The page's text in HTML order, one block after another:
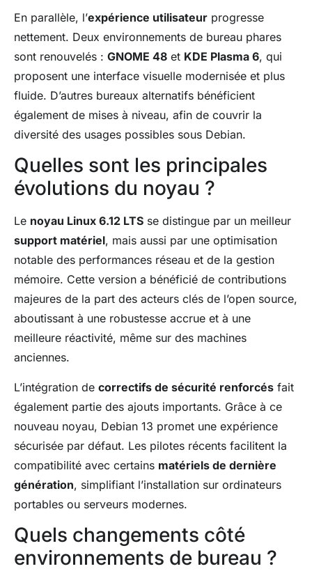
En parallèle, l’expérience utilisateur progresse
nettement. Deux environnements de bureau phares
sont renouvelés : GNOME 48 et KDE Plasma 6, qui
proposent une interface visuelle modernisée et plus
fluide. D’autres bureaux alternatifs bénéficient
également de mises à niveau, afin de couvrir la
diversité des usages possibles sous Debian.
Quelles sont les principales
évolutions du noyau ?
Le noyau Linux 6.12 LTS se distingue par un meilleur
support matériel, mais aussi par une optimisation
notable des performances réseau et de la gestion
mémoire. Cette version a bénéficié de contributions
majeures de la part des acteurs clés de l’open source,
aboutissant à une robustesse accrue et à une
meilleure réactivité, même sur des machines
anciennes.
L’intégration de correctifs de sécurité renforcés fait
également partie des ajouts importants. Grâce à ce
nouveau noyau, Debian 13 promet une expérience
sécurisée par défaut. Les pilotes récents facilitent la
compatibilité avec certains matériels de dernière
génération, simplifiant l’installation sur ordinateurs
portables ou serveurs modernes.
Quels changements côté
environnements de bureau ?